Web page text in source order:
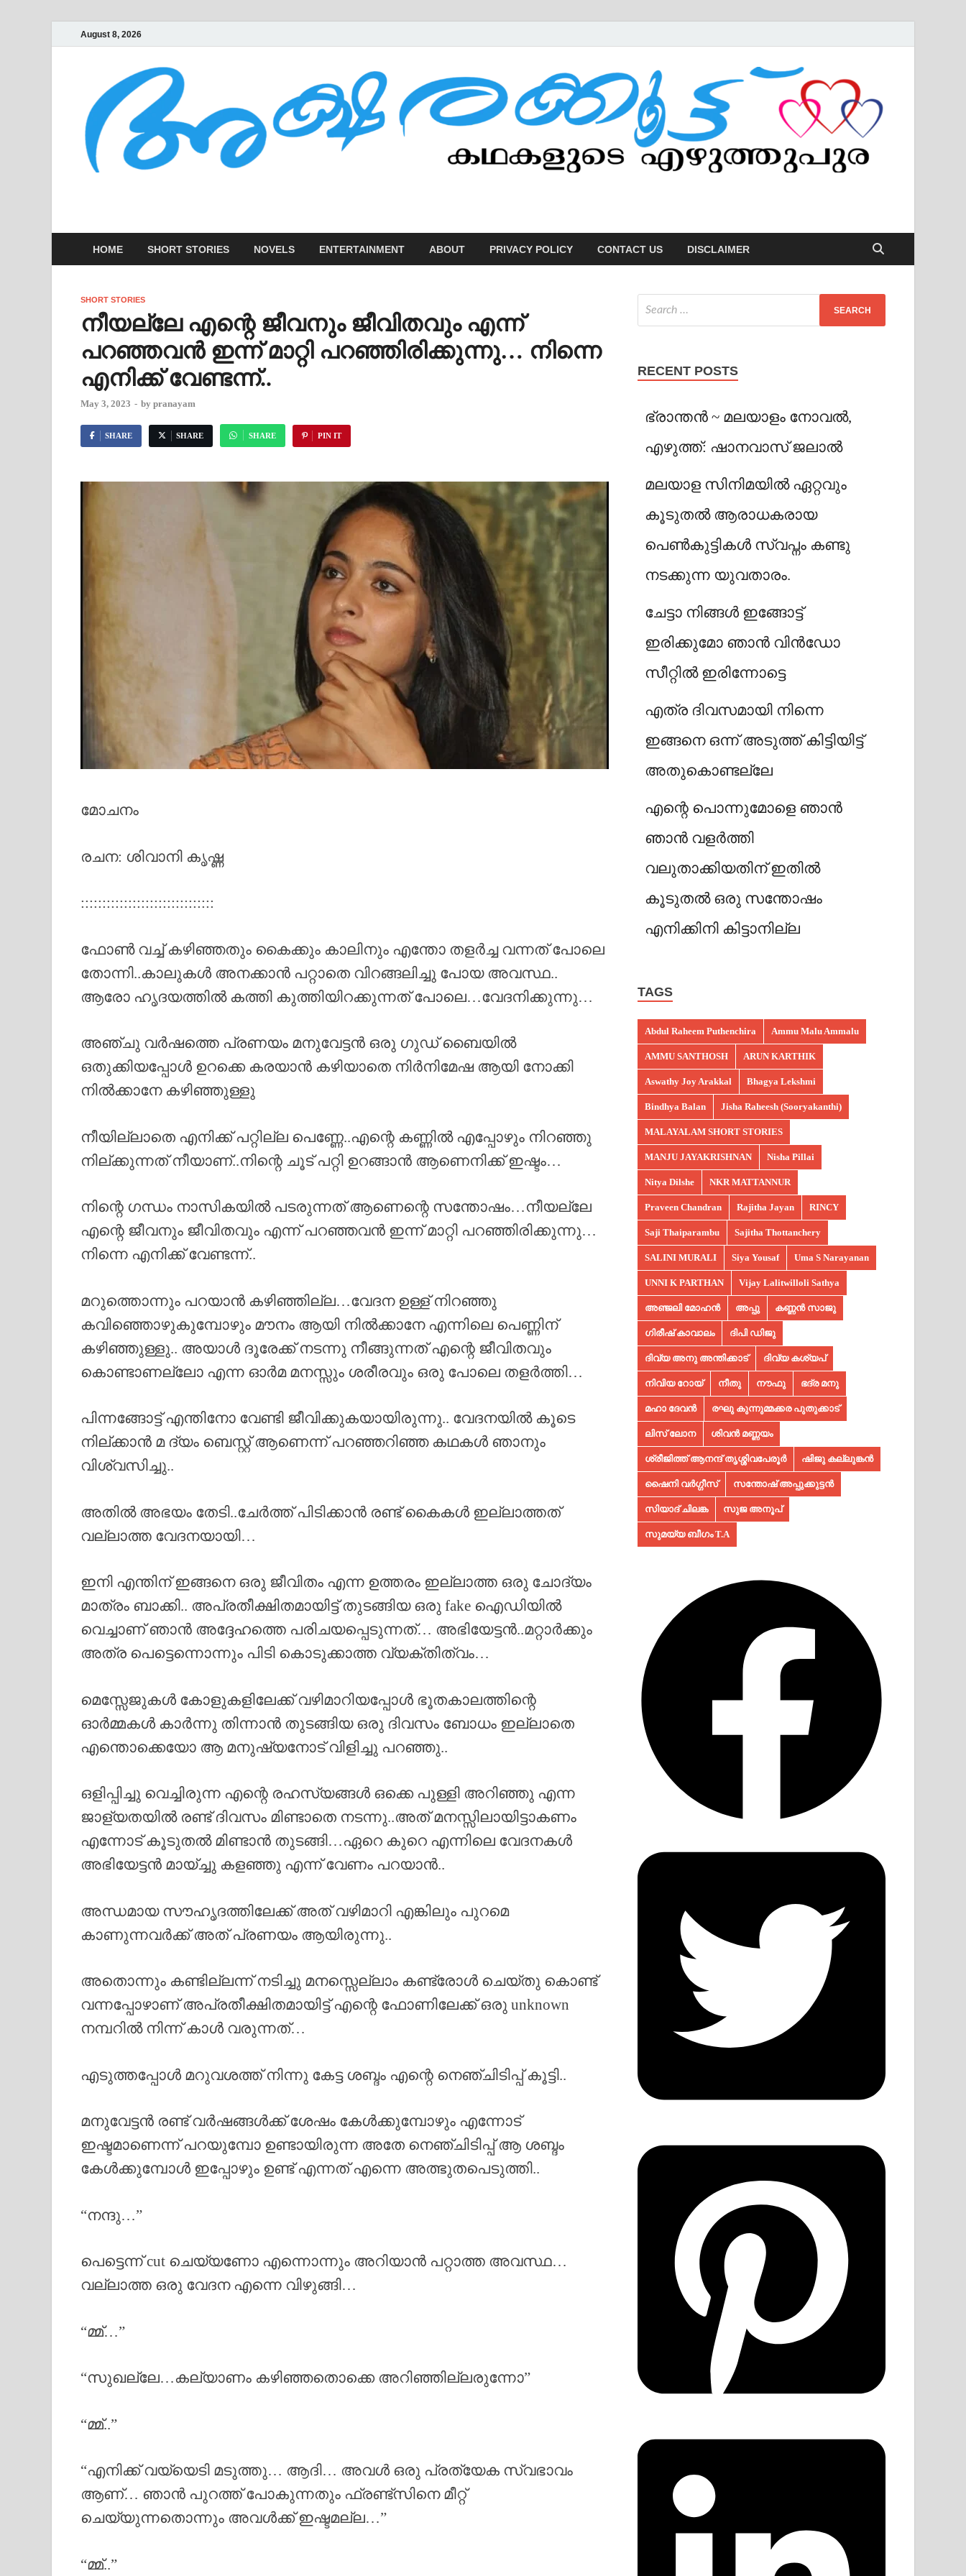
August 8, 2026
HOME SHORT STORIES NOVELS ENTERTAINMENT ABOUT PRIVACY POLICY CONTACT US DISCLAIMER
SHORT STORIES
നീയല്ലേ എന്റെ ജീവനും ജീവിതവും എന്ന്
പറഞ്ഞവൻ ഇന്ന് മാറ്റി പറഞ്ഞിരിക്കുന്നു… നിന്നെ
എനിക്ക് വേണ്ടന്ന്..
May 3, 2023 - by pranayam
SHARE SHARE SHARE PIN IT
മോചനം
രചന: ശിവാനി കൃഷ്ണ
:::::::::::::::::::::::::::::::
ഫോൺ വച്ച് കഴിഞ്ഞതും കൈക്കും കാലിനും എന്തോ തളർച്ച വന്നത് പോലെ
തോന്നി..കാലുകൾ അനക്കാൻ പറ്റാതെ വിറങ്ങലിച്ചു പോയ അവസ്ഥ..
ആരോ ഹൃദയത്തിൽ കത്തി കുത്തിയിറക്കുന്നത് പോലെ…വേദനിക്കുന്നു…
അഞ്ചു വർഷത്തെ പ്രണയം മനുവേട്ടൻ ഒരു ഗുഡ് ബൈയിൽ
ഒതുക്കിയപ്പോൾ ഉറക്കെ കരയാൻ കഴിയാതെ നിർനിമേഷ ആയി നോക്കി
നിൽക്കാനേ കഴിഞ്ഞുള്ളു
നീയില്ലാതെ എനിക്ക് പറ്റില്ല പെണ്ണേ..എന്റെ കണ്ണിൽ എപ്പോഴും നിറഞ്ഞു
നില്ക്കുന്നത് നീയാണ്..നിന്റെ ചൂട് പറ്റി ഉറങ്ങാൻ ആണെനിക്ക് ഇഷ്ടം…
നിന്റെ ഗന്ധം നാസികയിൽ പടരുന്നത് ആണെന്റെ സന്തോഷം…നീയല്ലേ
എന്റെ ജീവനും ജീവിതവും എന്ന് പറഞ്ഞവൻ ഇന്ന് മാറ്റി പറഞ്ഞിരിക്കുന്നു…
നിന്നെ എനിക്ക് വേണ്ടന്ന്..
മറുത്തൊന്നും പറയാൻ കഴിഞ്ഞില്ല…വേദന ഉള്ള് നിറഞ്ഞു
കവിഞ്ഞൊഴുകുമ്പോഴും മൗനം ആയി നിൽക്കാനേ എന്നിലെ പെണ്ണിന്
കഴിഞ്ഞുള്ളു.. അയാൾ ദൂരേക്ക് നടന്നു നീങ്ങുന്നത് എന്റെ ജീവിതവും
കൊണ്ടാണല്ലോ എന്ന ഓർമ മനസ്സും ശരീരവും ഒരു പോലെ തളർത്തി…
പിന്നങ്ങോട്ട് എന്തിനോ വേണ്ടി ജീവിക്കുകയായിരുന്നു.. വേദനയിൽ കൂടെ
നില്ക്കാൻ മ ദ്യം ബെസ്റ്റ് ആണെന്ന് പറഞ്ഞറിഞ്ഞ കഥകൾ ഞാനും
വിശ്വസിച്ചു..
അതിൽ അഭയം തേടി..ചേർത്ത് പിടിക്കാൻ രണ്ട് കൈകൾ ഇല്ലാത്തത്
വല്ലാത്ത വേദനയായി…
ഇനി എന്തിന് ഇങ്ങനെ ഒരു ജീവിതം എന്ന ഉത്തരം ഇല്ലാത്ത ഒരു ചോദ്യം
മാത്രം ബാക്കി.. അപ്രതീക്ഷിതമായിട്ട് തുടങ്ങിയ ഒരു fake ഐഡിയിൽ
വെച്ചാണ് ഞാൻ അദ്ദേഹത്തെ പരിചയപ്പെടുന്നത്… അഭിയേട്ടൻ..മറ്റാർക്കും
അത്ര പെട്ടെന്നൊന്നും പിടി കൊടുക്കാത്ത വ്യക്തിത്വം…
മെസ്സേജുകൾ കോളുകളിലേക്ക് വഴിമാറിയപ്പോൾ ഭൂതകാലത്തിന്റെ
ഓർമ്മകൾ കാർന്നു തിന്നാൻ തുടങ്ങിയ ഒരു ദിവസം ബോധം ഇല്ലാതെ
എന്തൊക്കെയോ ആ മനുഷ്യനോട് വിളിച്ചു പറഞ്ഞു..
ഒളിപ്പിച്ചു വെച്ചിരുന്ന എന്റെ രഹസ്യങ്ങൾ ഒക്കെ പുള്ളി അറിഞ്ഞു എന്ന
ജാള്യതയിൽ രണ്ട് ദിവസം മിണ്ടാതെ നടന്നു..അത് മനസ്സിലായിട്ടാകണം
എന്നോട് കൂടുതൽ മിണ്ടാൻ തുടങ്ങി…ഏറെ കുറെ എന്നിലെ വേദനകൾ
അഭിയേട്ടൻ മായ്ച്ചു കളഞ്ഞു എന്ന് വേണം പറയാൻ..
അന്ധമായ സൗഹൃദത്തിലേക്ക് അത് വഴിമാറി എങ്കിലും പുറമെ
കാണുന്നവർക്ക് അത് പ്രണയം ആയിരുന്നു..
അതൊന്നും കണ്ടില്ലന്ന് നടിച്ചു മനസ്സെല്ലാം കണ്ട്രോൾ ചെയ്തു കൊണ്ട്
വന്നപ്പോഴാണ് അപ്രതീക്ഷിതമായിട്ട് എന്റെ ഫോണിലേക്ക് ഒരു unknown
നമ്പറിൽ നിന്ന് കാൾ വരുന്നത്…
എടുത്തപ്പോൾ മറുവശത്ത് നിന്നു കേട്ട ശബ്ദം എന്റെ നെഞ്ചിടിപ്പ് കൂട്ടി..
മനുവേട്ടൻ രണ്ട് വർഷങ്ങൾക്ക് ശേഷം കേൾക്കുമ്പോഴും എന്നോട്
ഇഷ്ടമാണെന്ന് പറയുമ്പോ ഉണ്ടായിരുന്ന അതേ നെഞ്ചിടിപ്പ് ആ ശബ്ദം
കേൾക്കുമ്പോൾ ഇപ്പോഴും ഉണ്ട് എന്നത് എന്നെ അത്ഭുതപെടുത്തി..
“നന്ദു…”
പെട്ടെന്ന് cut ചെയ്യണോ എന്നൊന്നും അറിയാൻ പറ്റാത്ത അവസ്ഥ…
വല്ലാത്ത ഒരു വേദന എന്നെ വിഴുങ്ങി…
“മ്മ്…”
“സുഖല്ലേ…കല്യാണം കഴിഞ്ഞതൊക്കെ അറിഞ്ഞില്ലരുന്നോ”
“മ്മ്..”
“എനിക്ക് വയ്യെടി മടുത്തു… ആദി… അവൾ ഒരു പ്രത്യേക സ്വഭാവം
ആണ്… ഞാൻ പുറത്ത് പോകുന്നതും ഫ്രണ്ട്സിനെ മീറ്റ്
ചെയ്യുന്നതൊന്നും അവൾക്ക് ഇഷ്ടമല്ല…”
“മ്മ്..”
RECENT POSTS
ഭ്രാന്തൻ ~ മലയാളം നോവൽ,
എഴുത്ത്: ഷാനവാസ് ജലാൽ
മലയാള സിനിമയിൽ ഏറ്റവും
കൂടുതൽ ആരാധകരായ
പെൺകുട്ടികൾ സ്വപ്നം കണ്ടു
നടക്കുന്ന യുവതാരം.
ചേട്ടാ നിങ്ങൾ ഇങ്ങോട്ട്
ഇരിക്കുമോ ഞാൻ വിൻഡോ
സീറ്റിൽ ഇരിന്നോട്ടെ
എത്ര ദിവസമായി നിന്നെ
ഇങ്ങനെ ഒന്ന് അടുത്ത് കിട്ടിയിട്ട്
അതുകൊണ്ടല്ലേ
എന്റെ പൊന്നുമോളെ ഞാൻ
ഞാൻ വളർത്തി
വലുതാക്കിയതിന് ഇതിൽ
കൂടുതൽ ഒരു സന്തോഷം
എനിക്കിനി കിട്ടാനില്ല
TAGS
Abdul Raheem Puthenchira Ammu Malu Ammalu
AMMU SANTHOSH ARUN KARTHIK
Aswathy Joy Arakkal Bhagya Lekshmi
Bindhya Balan Jisha Raheesh (Sooryakanthi)
MALAYALAM SHORT STORIES
MANJU JAYAKRISHNAN Nisha Pillai
Nitya Dilshe NKR MATTANNUR
Praveen Chandran Rajitha Jayan RINCY
Saji Thaiparambu Sajitha Thottanchery
SALINI MURALI Siya Yousaf Uma S Narayanan
UNNI K PARTHAN Vijay Lalitwilloli Sathya
അഞ്ജലി മോഹൻ അപ്പു കണ്ണൻ സാജു
ഗിരീഷ് കാവാലം ദിപി ഡിജു
ദിവ്യ അനു അന്തിക്കാട് ദിവ്യ കശ്യപ്
നിവിയ റോയ് നീതു നൗഫു ഭദ്ര മനു
മഹാ ദേവൻ രഘു കുന്നുമ്മക്കര പുതുക്കാട്
ലിസ് ലോന ശിവൻ മണ്ണയം
ശ്രീജിത്ത് ആനന്ദ് തൃശ്ശിവപേരൂർ ഷിജു കല്ലുങ്കൻ
ഷൈനി വർഗ്ഗീസ് സന്തോഷ് അപ്പുക്കുട്ടൻ
സിയാദ് ചിലങ്ക സുജ അനൂപ്‌
സുമയ്യ ബീഗം T.A